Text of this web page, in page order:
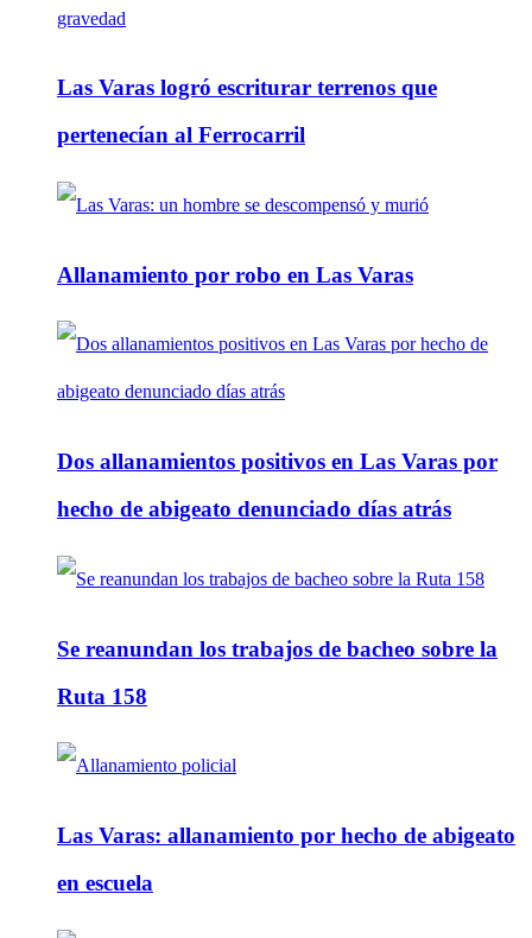
Las Varas logró escriturar terrenos que
pertenecían al Ferrocarril
Allanamiento por robo en Las Varas
Dos allanamientos positivos en Las Varas por
hecho de abigeato denunciado días atrás
Se reanundan los trabajos de bacheo sobre la
Ruta 158
Las Varas: allanamiento por hecho de abigeato
en escuela